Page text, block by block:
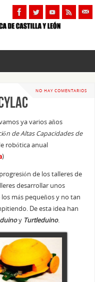
NO HAY COMENTARIOS
ya varios años
de Altas Capacidades de
robótica anual
)
de los talleres de
desarrollar unos
más pequeños y no tan
De esta idea han
y Turtleduino.